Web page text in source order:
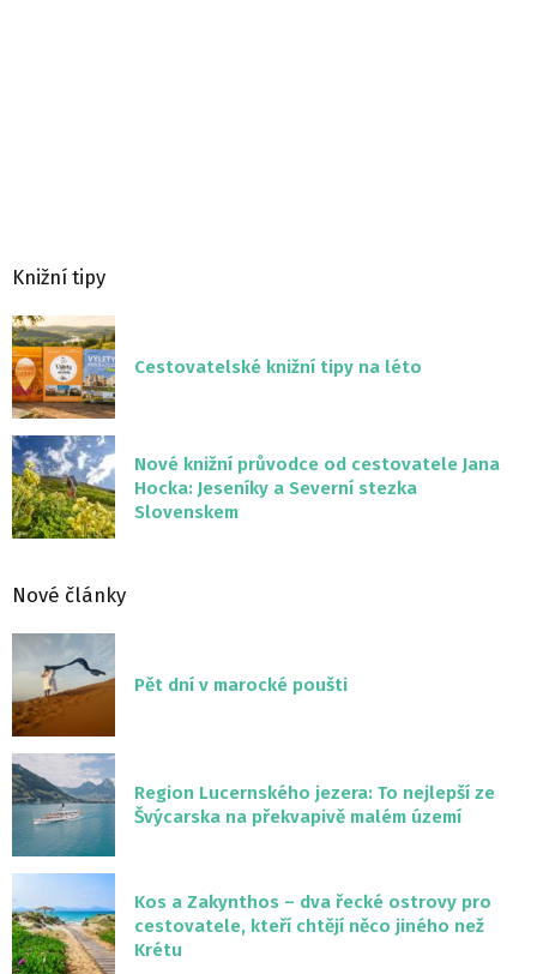
Knižní tipy
Cestovatelské knižní tipy na léto
Nové knižní průvodce od cestovatele Jana
Hocka: Jeseníky a Severní stezka
Slovenskem
Nové články
Pět dní v marocké poušti
Region Lucernského jezera: To nejlepší ze
Švýcarska na překvapivě malém území
Kos a Zakynthos – dva řecké ostrovy pro
cestovatele, kteří chtějí něco jiného než
Krétu